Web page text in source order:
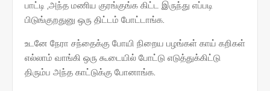
பாட்டி ,அந்த மணிய குரங்குங்க கிட்ட இருந்து எப்படி
பிடுங்குறதுனு ஒரு திட்டம் போட்டாங்க.
உடனே நேரா சந்தைக்கு போயி நிறைய பழங்கள் காய் கறிகள்
எல்லாம் வாங்கி ஒரு கூடையில் போட்டு எடுத்துக்கிட்டு
திரும்ப அந்த காட்டுக்கு போனாங்க.